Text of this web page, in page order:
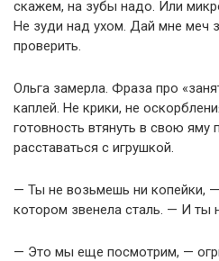
скажем, на зубы надо. Или
Не зуди над ухом. Дай мне меч
проверить.
Ольга замерла. Фраза про
каплей. Не крики, не
готовность втянуть в свою яму
расставаться с игрушкой.
— Ты не возьмешь ни копейки,
котором звенела сталь. — И ты
— Это мы еще посмотрим, —